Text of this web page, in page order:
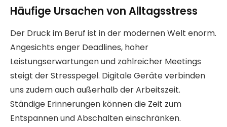
Häufige Ursachen von Alltagsstress
Der Druck im Beruf ist in der modernen Welt enorm.
Angesichts enger Deadlines, hoher
Leistungserwartungen und zahlreicher Meetings
steigt der Stresspegel. Digitale Geräte verbinden
uns zudem auch außerhalb der Arbeitszeit.
Ständige Erinnerungen können die Zeit zum
Entspannen und Abschalten einschränken.